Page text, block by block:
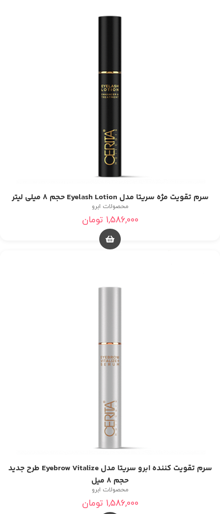
سرم تقویت مژه سریتا مدل Eyelash Lotion حجم 8 میلی لیتر
محصولات ابرو
1,586,000 تومان
سرم تقویت کننده ابرو سریتا مدل Eyebrow Vitalize طرح جدید
حجم 8 میل
محصولات ابرو
1,586,000 تومان